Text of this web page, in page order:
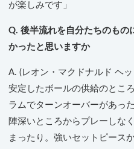
が楽しみです」
Q. 後半流れを自分たちのもの
かったと思いますか
A. (レオン・マクドナルド ヘ
安定したボールの供給のとこ
ラムでターンオーバーがあっ
陣深いところからプレーしな
まったり。強いセットピース